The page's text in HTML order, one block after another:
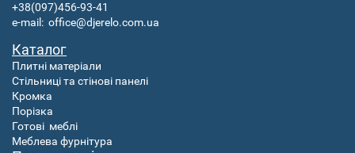
+38(097)456-93-41
e-mail: office@djerelo.com.ua
Каталог
Плитні матеріали
Стільниці та стінові панелі
Кромка
Порізка
Готові меблі
Меблева фурнітура